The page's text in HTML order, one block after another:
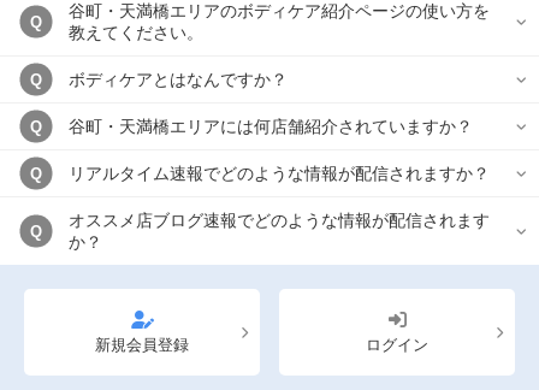
Q
谷町・天満橋エリアのボディケア紹介ページの使い方を
教えてください。
Q ボディケアとはなんですか？
Q 谷町・天満橋エリアには何店舗紹介されていますか？
Q リアルタイム速報でどのような情報が配信されますか？
Q
オススメ店ブログ速報でどのような情報が配信されます
か？
新規会員登録 ログイン